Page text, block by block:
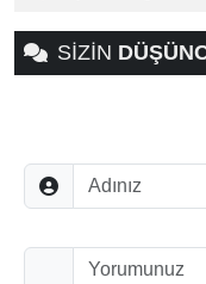
SİZİN
Adınız
Düşünceleriniz